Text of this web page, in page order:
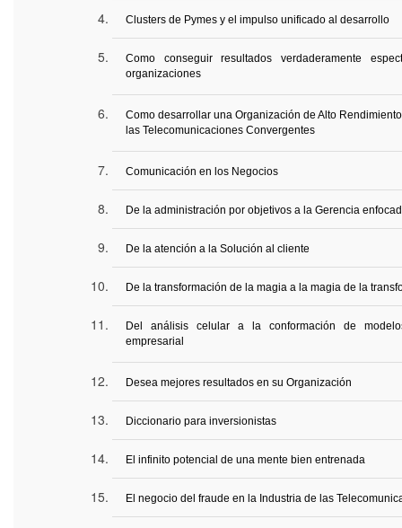
Clusters de Pymes y el impulso unificado al desarrollo
Como conseguir resultados verdaderamente
organizaciones
Como desarrollar una Organización de Alto
las Telecomunicaciones Convergentes
Comunicación en los Negocios
De la administración por objetivos a la Gerencia
De la atención a la Solución al cliente
De la transformación de la magia a la magia de la
Del análisis celular a la conformación de
empresarial
Desea mejores resultados en su Organización
Diccionario para inversionistas
El infinito potencial de una mente bien entrenada
El negocio del fraude en la Industria de las